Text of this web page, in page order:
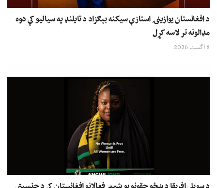
د افغانستان یوازینۍ استازې سیکنه بېګزاد د تایلنډ په سیالیو کې دوه
مډالونه تر لاسه کړل
8 اگست 2026